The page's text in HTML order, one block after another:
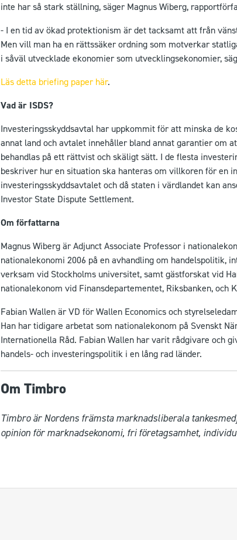
inte har så stark ställning, säger Magnus Wiberg,
- I en tid av ökad protektionism är det tacksamt att från
Men vill man ha en rättssäker ordning som motverkar
i såväl utvecklade ekonomier som utvecklingsekonomier,
Läs detta briefing paper här.
Vad är ISDS?
Investeringsskyddsavtal har uppkommit för att minska de
annat land och avtalet innehåller bland annat garantier om
behandlas på ett rättvist och skäligt sätt. I de flesta
beskriver hur en situation ska hanteras om villkoren för en
investeringsskyddsavtalet och då staten i värdlandet kan
Investor State Dispute Settlement.
Om författarna
Magnus Wiberg är Adjunct Associate Professor i
nationalekonomi 2006 på en avhandling om handelspolitik,
verksam vid Stockholms universitet, samt gästforskat vid
nationalekonom vid Finansdepartementet, Riksbanken, och
Fabian Wallen är VD för Wallen Economics och
Han har tidigare arbetat som nationalekonom på Svenskt
Internationella Råd. Fabian Wallen har varit rådgivare och
handels- och investeringspolitik i en lång rad länder.
Om Timbro
Timbro är Nordens främsta marknadsliberala
opinion för marknadsekonomi, fri företagsamhet,